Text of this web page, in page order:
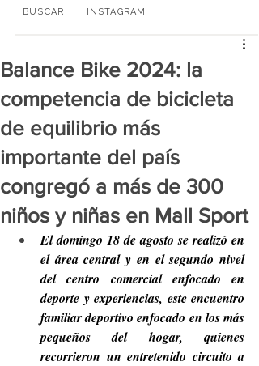
BUSCAR INSTAGRAM
Balance Bike 2024: la
competencia de bicicleta
de equilibrio más
importante del país
congregó a más de 300
niños y niñas en Mall Sport
El domingo 18 de agosto se realizó en
el área central y en el segundo nivel
del centro comercial enfocado en
deporte y experiencias, este encuentro
familiar deportivo enfocado en los más
pequeños del hogar, quienes
recorrieron un entretenido circuito a